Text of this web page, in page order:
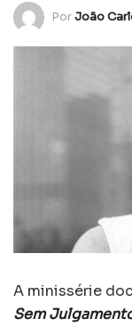
PorJoão
A minissérie
Sem